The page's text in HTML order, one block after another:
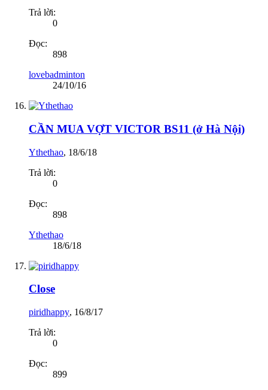
Trả lời:
0
Đọc:
898
lovebadminton
24/10/16
CẦN MUA VỢT VICTOR BS11 (ở Hà Nội)
Ythethao, 18/6/18
Trả lời:
0
Đọc:
898
Ythethao
18/6/18
Close
piridhappy, 16/8/17
Trả lời:
0
Đọc:
899